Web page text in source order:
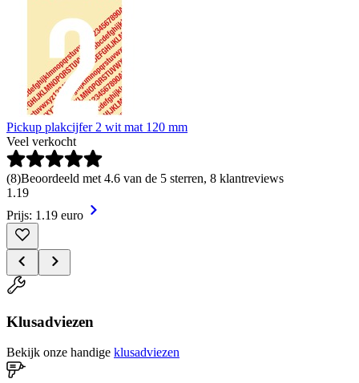
Pickup plakcijfer 2 wit mat 120 mm
Veel verkocht
(8)Beoordeeld met 4.6 van de 5 sterren, 8 klantreviews
1 .19
Prijs: 1.19 euro
Klusadviezen
Bekijk onze handige klusadviezen